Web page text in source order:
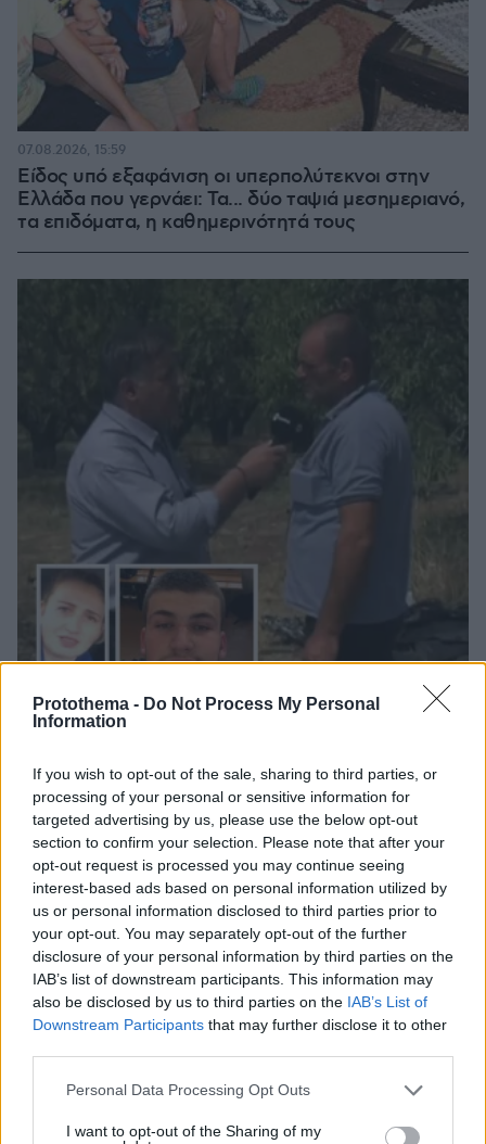
Protothema - Do Not Process My Personal
Information
If you wish to opt-out of the sale, sharing to third parties, or
processing of your personal or sensitive information for
targeted advertising by us, please use the below opt-out
section to confirm your selection. Please note that after your
opt-out request is processed you may continue seeing
interest-based ads based on personal information utilized by
us or personal information disclosed to third parties prior to
your opt-out. You may separately opt-out of the further
disclosure of your personal information by third parties on the
IAB’s list of downstream participants. This information may
also be disclosed by us to third parties on the IAB’s List of
Downstream Participants that may further disclose it to other
Please note that this website/app uses one or more Google
not limited to your visit or usage behaviour. You may click to
Personal Data Processing Opt Outs
I want to opt-out of the Sharing of my
Είδος υπό εξαφάνιση οι υπερπολύτεκνοι στην
Ελλάδα που γερνάει: Τα... δύο ταψιά μεσημεριανό,
τα επιδόματα, η καθημερινότητά τους
07.08.2026, 15:59
«Τα έχω χάσει όλα»: Συντετριμμένος ο πατέρας
και σύζυγος των θυμάτων στο τροχαίο στις
Σέρρες